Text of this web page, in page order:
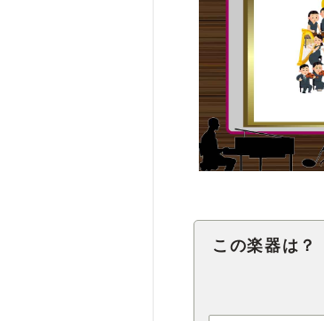
この楽器は？